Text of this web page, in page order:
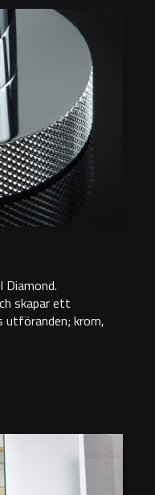
skapar ett
utföranden; krom,